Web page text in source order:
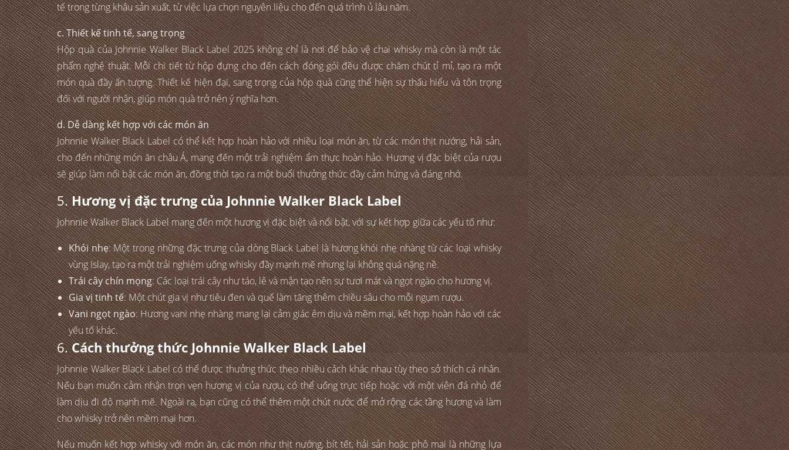
tế trong từng khâu sản xuất, từ việc lựa chọn nguyên liệu cho đến quá trình ủ lâu năm.
c. Thiết kế tinh tế, sang trọng
Hộp quà của Johnnie Walker Black Label 2025 không chỉ là nơi để bảo vệ chai whisky mà còn là một tác
phẩm nghệ thuật. Mỗi chi tiết từ hộp đựng cho đến cách đóng gói đều được chăm chút tỉ mỉ, tạo ra một
món quà đầy ấn tượng. Thiết kế hiện đại, sang trọng của hộp quà cũng thể hiện sự thấu hiểu và tôn trọng
đối với người nhận, giúp món quà trở nên ý nghĩa hơn.
d. Dễ dàng kết hợp với các món ăn
Johnnie Walker Black Label có thể kết hợp hoàn hảo với nhiều loại món ăn, từ các món thịt nướng, hải sản,
cho đến những món ăn châu Á, mang đến một trải nghiệm ẩm thực hoàn hảo. Hương vị đặc biệt của rượu
sẽ giúp làm nổi bật các món ăn, đồng thời tạo ra một buổi thưởng thức đầy cảm hứng và đáng nhớ.
5.Hương vị đặc trưng của Johnnie Walker Black Label
Johnnie Walker Black Label mang đến một hương vị đặc biệt và nổi bật, với sự kết hợp giữa các yếu tố như:
Khói nhẹ: Một trong những đặc trưng của dòng Black Label là hương khói nhẹ nhàng từ các loại whisky
vùng Islay, tạo ra một trải nghiệm uống whisky đầy mạnh mẽ nhưng lại không quá nặng nề.
Trái cây chín mọng: Các loại trái cây như táo, lê và mận tạo nên sự tươi mát và ngọt ngào cho hương vị.
Gia vị tinh tế: Một chút gia vị như tiêu đen và quế làm tăng thêm chiều sâu cho mỗi ngụm rượu.
Vani ngọt ngào: Hương vani nhẹ nhàng mang lại cảm giác êm dịu và mềm mại, kết hợp hoàn hảo với các
yếu tố khác.
6.Cách thưởng thức Johnnie Walker Black Label
Johnnie Walker Black Label có thể được thưởng thức theo nhiều cách khác nhau tùy theo sở thích cá nhân.
Nếu bạn muốn cảm nhận trọn vẹn hương vị của rượu, có thể uống trực tiếp hoặc với một viên đá nhỏ để
làm dịu đi độ mạnh mẽ. Ngoài ra, bạn cũng có thể thêm một chút nước để mở rộng các tầng hương và làm
cho whisky trở nên mềm mại hơn.
Nếu muốn kết hợp whisky với món ăn, các món như thịt nướng, bít tết, hải sản hoặc phô mai là những lựa